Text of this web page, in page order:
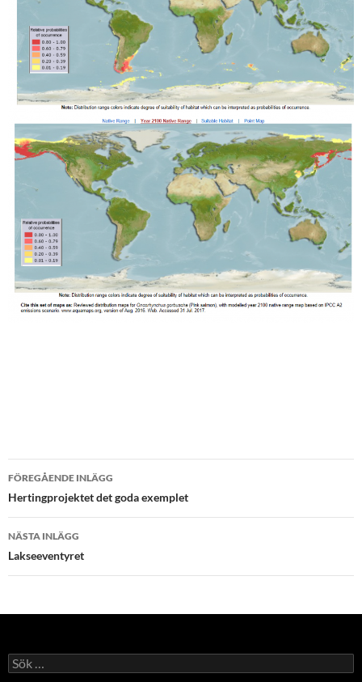
Inläggsnavigering
FÖREGÅENDE INLÄGG
Hertingprojektet det goda exemplet
NÄSTA INLÄGG
Lakseeventyret
Sök
efter: